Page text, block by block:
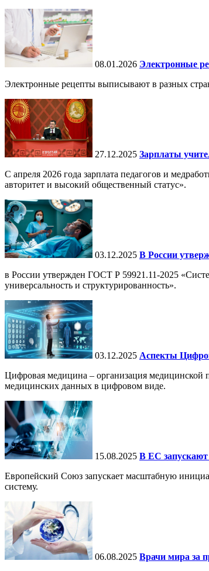
08.01.2026 Электронные
Электронные рецепты выписывают в разных
27.12.2025 Зарплаты
С апреля 2026 года зарплата педагогов и
авторитет и высокий общественный статус».
03.12.2025 В России
в России утвержден ГОСТ Р 59921.11-2025
универсальность и структурированность».
03.12.2025 Аспекты
Цифровая медицина – организация медицинской
медицинских данных в цифровом виде.
15.08.2025 В ЕС запускают
Европейский Союз запускает масштабную
систему.
06.08.2025 Врачи мира за